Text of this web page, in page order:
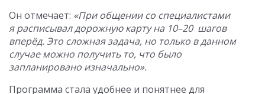
Он отмечает: «При общении со специалистами
я расписывал дорожную карту на 10–20 шагов
вперёд. Это сложная задача, но только в данном
случае можно получить то, что было
запланировано изначально».
Программа стала удобнее и понятнее для